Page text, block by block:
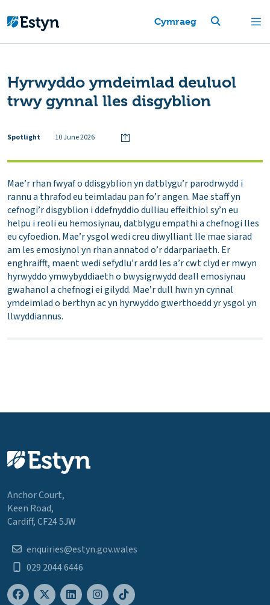
Cymraeg
Hyrwyddo ymdeimlad deuluol
trwy gynnal lles disgyblion
Spotlight 10 June 2026
Mae’r rhan fwyaf o ddisgyblion yn datblygu’r parodrwydd i
rannu a thrafod eu teimladau pan fo’r angen. Mae staff yn
cefnogi’r disgyblion i ddefnyddio dulliau effeithiol sy’n eu
helpu i reoli eu hemosiynau, datblygu empathi a chefnogi lles
eu cyfoedion. Mae’r ysgol wedi creu diwylliant lle mae siarad
am les emosiynol yn rhan annatod o’r ddarpariaeth. Er
enghraifft, maent wedi sefydlu’r ardd les a’r cwt clyd er mwyn
hyrwyddo ymwybyddiaeth o bwysigrwydd deall emosiynau
gwahanol a chefnogi ei gilydd. Mae’r dull hwn yn cynnal
ymdeimlad o berthyn ac yn hyrwyddo gwerthoedd yr ysgol yn
llwyddiannus.
Anchor Court,
Keen Road,
Cardiff, CF24 5JW
enquiries@estyn.gov.wales
029 2044 6446